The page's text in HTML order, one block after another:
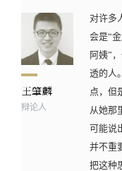
辩论人
对许多
会是“
阿姨”
透的人
点，但
从她那
可能说
并不重
把这种